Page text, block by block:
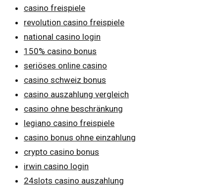
casino freispiele
revolution casino freispiele
national casino login
150% casino bonus
seriöses online casino
casino schweiz bonus
casino auszahlung vergleich
casino ohne beschränkung
legiano casino freispiele
casino bonus ohne einzahlung
crypto casino bonus
irwin casino login
24slots casino auszahlung